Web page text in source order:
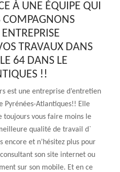
À UNE ÉQUIPE QUI
COMPAGNONS
TRAVAUX DANS
64 DANS LE
!!
est une entreprise d’entretien
Pyrénées-Atlantiques!! Elle
vous faire moins le
qualité de travail d`
encore et n’hésitez plus pour
son site internet ou
sur son mobile. Et en ce